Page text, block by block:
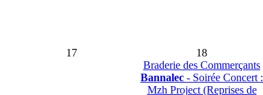
17
18
Braderie des Commerçants
Bannalec - Soirée Concert :
Mzh Project (Reprises de